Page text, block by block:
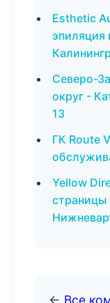
Esthetic
Северо-
округ -
13
ГК Route
Yellow
страницы
← Все